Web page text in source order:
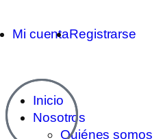
Mi cuentaRegistrarse
Inicio
Nosotros
Quiénes somos